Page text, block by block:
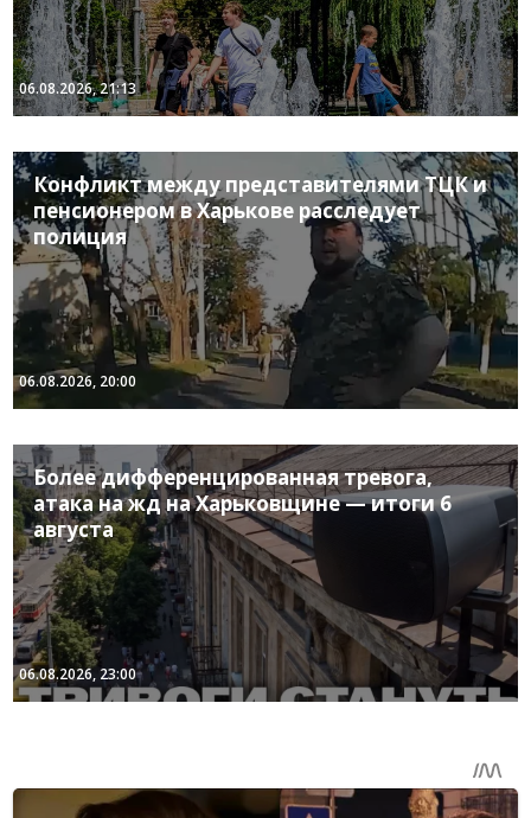
06.08.2026, 21:13
Конфликт между представителями ТЦК и
пенсионером в Харькове расследует
полиция
06.08.2026, 20:00
Более дифференцированная тревога,
атака на жд на Харьковщине — итоги 6
августа
06.08.2026, 23:00